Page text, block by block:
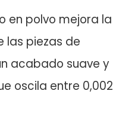
en polvo mejora la
las piezas de
acabado suave y
oscila entre 0,002